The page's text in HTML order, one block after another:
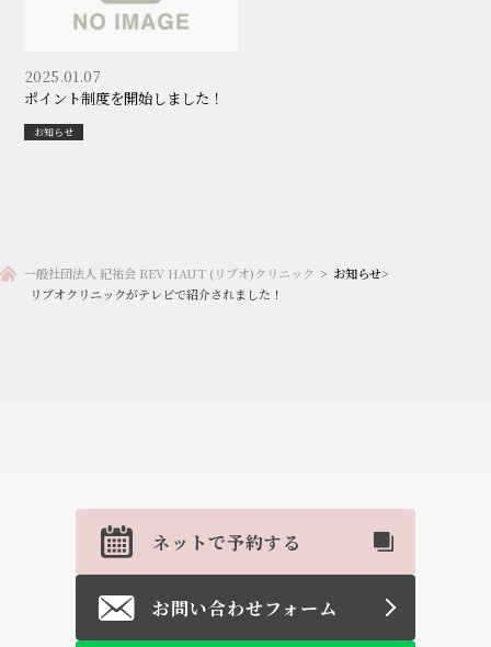
ポイント制度を開始しました！
2025.01.07
お知らせ
一般社団法人 紀祐会 REV HAUT (リブオ)クリニック > お知らせ>
リブオクリニックがテレビで紹介されました！
ネットで予約する
お問い合わせフォーム